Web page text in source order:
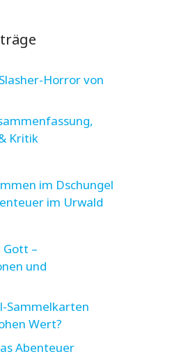
Horror von
Kritik
im Dschungel
im Urwald
Gott –
und
Sammelkarten
Wert?
Abenteuer